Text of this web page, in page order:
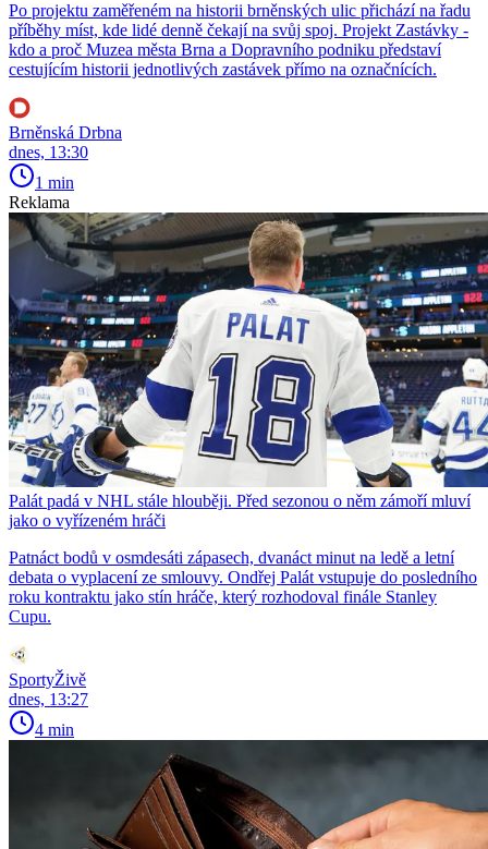
Po projektu zaměřeném na historii brněnských ulic přichází na řadu
příběhy míst, kde lidé denně čekají na svůj spoj. Projekt Zastávky -
kdo a proč Muzea města Brna a Dopravního podniku představí
cestujícím historii jednotlivých zastávek přímo na označnících.
Brněnská Drbna
dnes, 13:30
1 min
Reklama
Palát padá v NHL stále hlouběji. Před sezonou o něm zámoří mluví
jako o vyřízeném hráči
Patnáct bodů v osmdesáti zápasech, dvanáct minut na ledě a letní
debata o vyplacení ze smlouvy. Ondřej Palát vstupuje do posledního
roku kontraktu jako stín hráče, který rozhodoval finále Stanley
Cupu.
SportyŽivě
dnes, 13:27
4 min